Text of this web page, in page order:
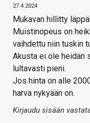
27.4.2024
Mukavan hillitty
Muistinopeus on
vaihdettu niin tuskin
Akusta ei ole heidän
lultavasti pieni.
Jos hinta on alle
harva nykyään on.
Kirjaudu sisään